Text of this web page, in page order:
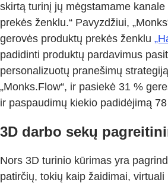
skirtą turinį jų mėgstamame
prekės ženklu.“ Pavyzdžiui,
gerovės produktų prekės ženklu
padidinti produktų pardavimus
personalizuotų pranešimų
„Monks.Flow“, ir pasiekė 31 %
ir paspaudimų kiekio padidėjimą
3D darbo sekų
Nors 3D turinio kūrimas yra
patirčių, tokių kaip žaidimai,